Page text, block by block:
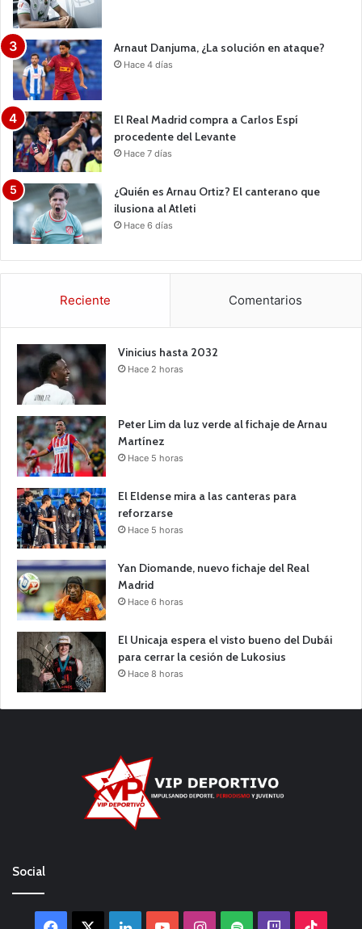
Arnaut Danjuma, ¿La solución en ataque?
Hace 4 días
El Real Madrid compra a Carlos Espí
procedente del Levante
Hace 7 días
¿Quién es Arnau Ortiz? El canterano que
ilusiona al Atleti
Hace 6 días
Reciente Comentarios
Vinicius hasta 2032
Hace 2 horas
Peter Lim da luz verde al fichaje de Arnau
Martínez
Hace 5 horas
El Eldense mira a las canteras para
reforzarse
Hace 5 horas
Yan Diomande, nuevo fichaje del Real
Madrid
Hace 6 horas
El Unicaja espera el visto bueno del Dubái
para cerrar la cesión de Lukosius
Hace 8 horas
Social